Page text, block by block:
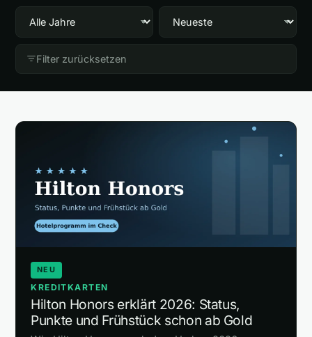
🎁
📰 Artikel
Filter zurücksetzen
NEU
KREDITKARTEN
Hilton Honors erklärt 2026: Status,
Punkte und Frühstück schon ab Gold